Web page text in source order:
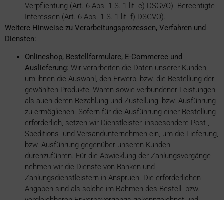
Verpflichtung (Art. 6 Abs. 1 S. 1 lit. c) DSGVO). Berechtigte
Interessen (Art. 6 Abs. 1 S. 1 lit. f) DSGVO).
Weitere Hinweise zu Verarbeitungsprozessen, Verfahren und
Diensten:
Onlineshop, Bestellformulare, E-Commerce und
Auslieferung: Wir verarbeiten die Daten unserer Kunden,
um ihnen die Auswahl, den Erwerb, bzw. die Bestellung der
gewählten Produkte, Waren sowie verbundener Leistungen,
als auch deren Bezahlung und Zustellung, bzw. Ausführung
zu ermöglichen. Sofern für die Ausführung einer Bestellung
erforderlich, setzen wir Dienstleister, insbesondere Post-,
Speditions- und Versandunternehmen ein, um die Lieferung,
bzw. Ausführung gegenüber unseren Kunden
durchzuführen. Für die Abwicklung der Zahlungsvorgänge
nehmen wir die Dienste von Banken und
Zahlungsdienstleistern in Anspruch. Die erforderlichen
Angaben sind als solche im Rahmen des Bestell- bzw.